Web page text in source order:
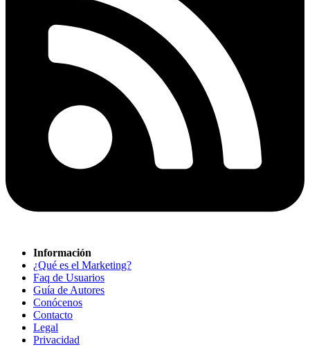
Información
¿Qué es el Marketing?
Faq de Usuarios
Guía de Autores
Conócenos
Contacto
Legal
Privacidad